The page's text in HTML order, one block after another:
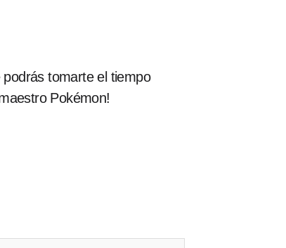
tomarte el tiempo
Pokémon!